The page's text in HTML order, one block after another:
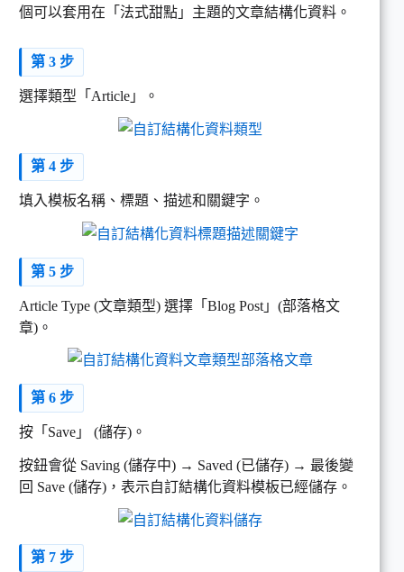
個可以套用在「法式甜點」主題的文章結構化資料。
第 3 步
選擇類型「Article」。
第 4 步
填入模板名稱、標題、描述和關鍵字。
第 5 步
Article Type (文章類型) 選擇「Blog Post」(部落格文
章)。
第 6 步
按「Save」 (儲存)。
按鈕會從 Saving (儲存中) → Saved (已儲存) → 最後變
回 Save (儲存)，表示自訂結構化資料模板已經儲存。
第 7 步